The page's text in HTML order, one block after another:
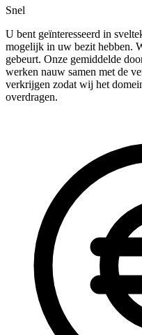
Snel
U bent geïnteresseerd in
mogelijk in uw bezit hebben.
gebeurt. Onze gemiddelde
werken nauw samen met de
verkrijgen zodat wij het
overdragen.